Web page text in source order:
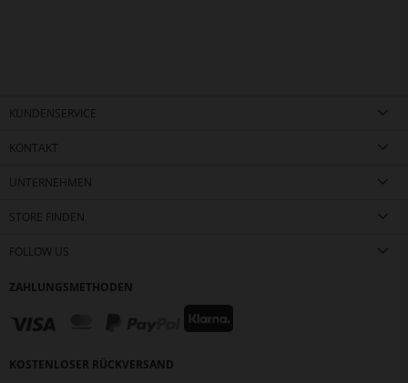
KUNDENSERVICE
KONTAKT
UNTERNEHMEN
STORE FINDEN
FOLLOW US
ZAHLUNGSMETHODEN
KOSTENLOSER RÜCKVERSAND